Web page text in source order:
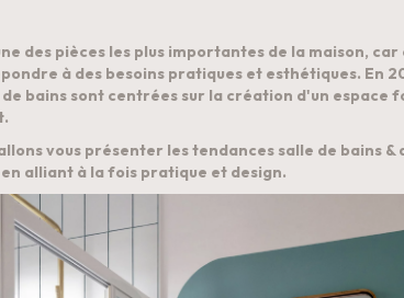
des pièces les plus importantes de la maison,
à des besoins pratiques et esthétiques. En
bains sont centrées sur la création d'un espace
vous présenter les tendances salle de bains &
alliant à la fois pratique et design.